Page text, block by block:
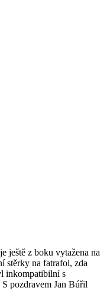
ještě z boku vytažena na
stěrky na fatrafol, zda
inkompatibilní s
pozdravem Jan Búřil